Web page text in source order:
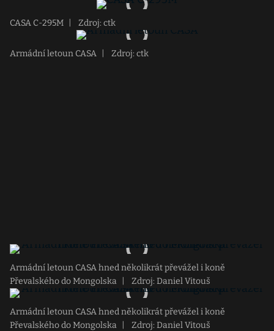
CASA C-295M Zdroj: ctk
Armádní letoun CASA Zdroj: ctk
Armádní letoun CASA hned několikrát převážel i koně
Převalského do Mongolska
Zdroj: Daniel Vitouš
Armádní letoun CASA hned několikrát převážel i koně
Převalského do Mongolska
Zdroj: Daniel Vitouš